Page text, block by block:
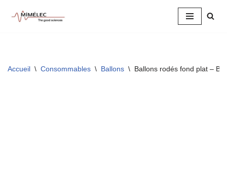
Accueil \ Consommables \ Ballons \ Ballons rodés fond plat –